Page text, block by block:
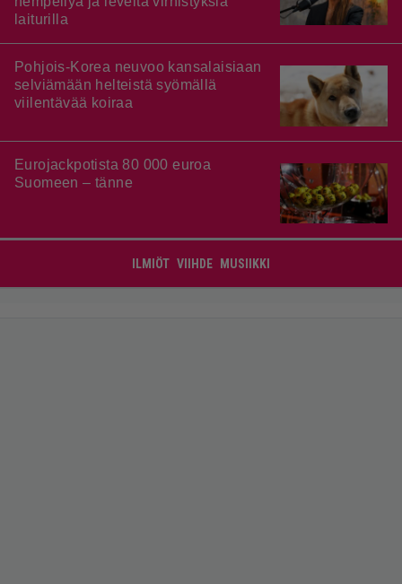
laiturilla
Pohjois-Korea neuvoo kansalaisiaan
selviämään helteistä syömällä
viilentävää koiraa
Eurojackpotista 80 000 euroa
Suomeen – tänne
ILMIÖT VIIHDE MUSIIKKI